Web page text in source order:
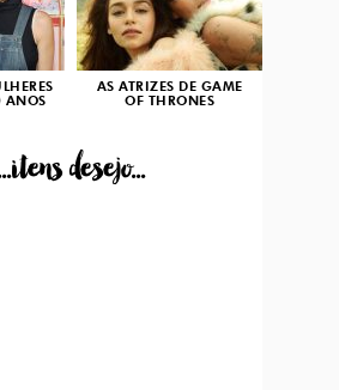
ANOS
AS ATRIZES DE GAME
OF THRONES
desejo...